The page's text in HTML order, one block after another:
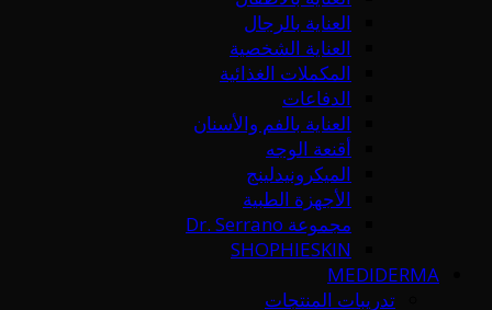
العناية بالرجال
العناية الشخصية
المكملات الغذائية
الدفاعات
العناية بالفم والأسنان
أقنعة الوجه
الميكرونيدلينج
الأجهزة الطبية
مجموعة Dr. Serrano
SHOPHIESKIN
MEDIDERMA
تدريبات المنتجات